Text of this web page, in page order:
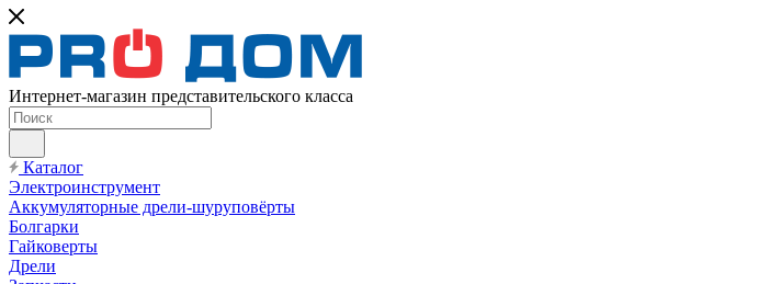
Интернет-магазин представительского класса
Каталог
Электроинструмент
Аккумуляторные дрели-шуруповёрты
Болгарки
Гайковерты
Дрели